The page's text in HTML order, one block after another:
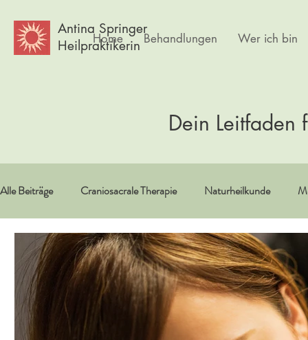
Antina Springer
Heilpraktikerin
Home Behandlungen Wer ich bin
Dein Leitfaden
Alle Beiträge Craniosacrale Therapie Naturheilkunde
Vitamine/Spurenelemente Spiritualität
Psychlogie Frauen Körpertherapie Kultur